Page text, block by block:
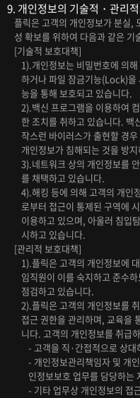
9. 개인정보의 기술적・관리
플릭은 고객의 개인정보가 분실,
성 확보를 위하여 다음과 같은
[기술적 보호대책]
1).개인정보는 비밀번호에 의
하거나 파일 잠금기능(Lock)을
능을 통해 보호되고 있습니다.
2).백신 프로그램을 이용하여
한 조치를 취하고 있습니다. 백
작스런 바이러스가 출현할 경
개인정보가 침해되는 것을 방
3).네트워크 상의 개인정보를
를 채택하고 있습니다.
4).해킹 등에 의해 고객의 개인
로부터 접근이 통제된 구역에
이용하고 있으며, 아울러 침입
시하고 있습니다.
[관리적 보호대책]
1).플릭은 고객의 개인정보에
임직원이 이를 숙지하고 준수
점검하고 있습니다.
2).플릭은 고객의 개인정보를
접근 권한을 관리하며, 교육을
니다. 고객의 개인정보를 취급
- 고객을 직·간접적으로 상
- 개인정보관리책임자 및 개
인정보보호 업무를 담당하는
- 기타 업무상 개인정보의 접